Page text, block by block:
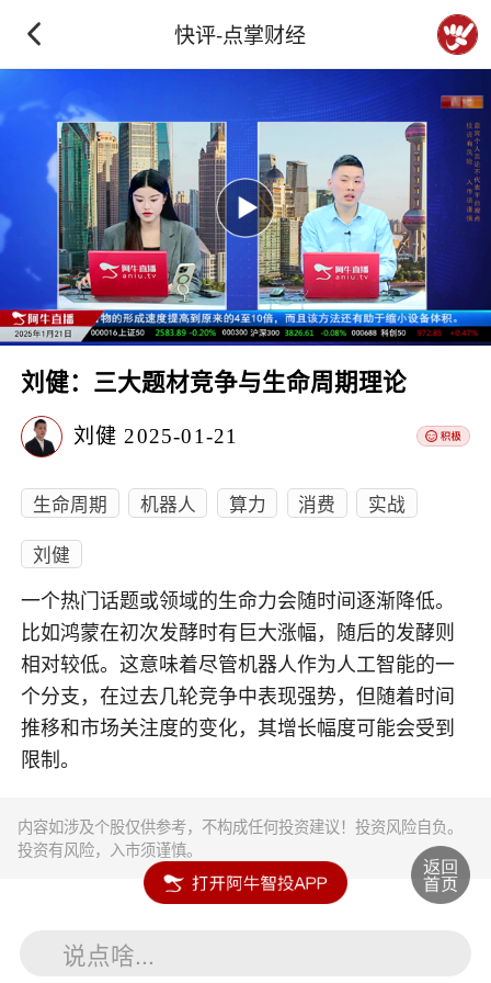
快评-点掌财经
刘健：三大题材竞争与生命周期理论
刘健 2025-01-21
生命周期 机器人 算力 消费
实战
刘健
一个热门话题或领域的生命力会随时间逐渐降低。
比如鸿蒙在初次发酵时有巨大涨幅，随后的发酵则
相对较低。这意味着尽管机器人作为人工智能的一
个分支，在过去几轮竞争中表现强势，但随着时间
推移和市场关注度的变化，其增长幅度可能会受到
限制。
内容如涉及个股仅供参考，不构成任何投资建议！投资风险自负。
投资有风险，入市须谨慎。
说点啥...